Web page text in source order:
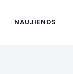
NAUJIENOS